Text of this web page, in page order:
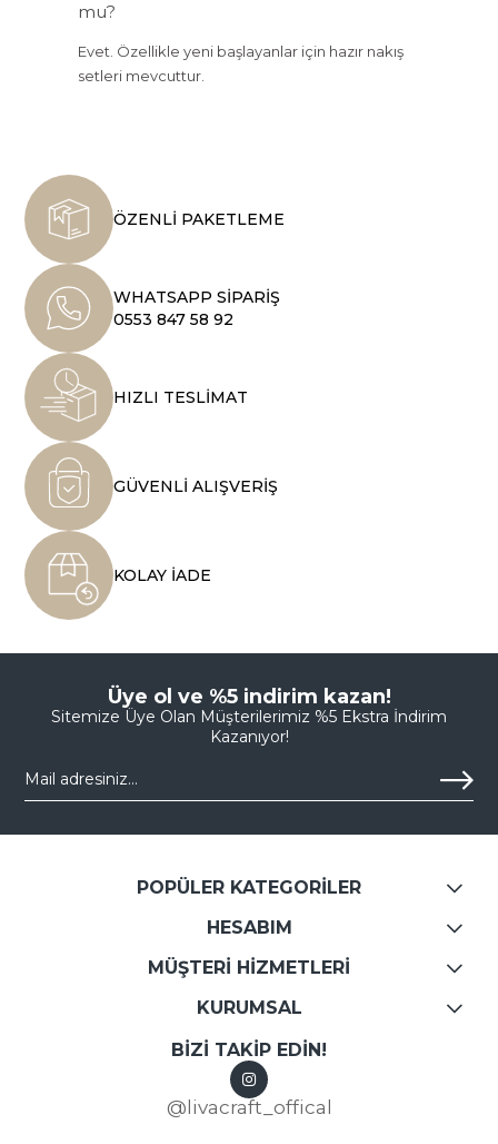
mu?
Evet. Özellikle yeni başlayanlar için hazır nakış
setleri mevcuttur.
ÖZENLİ PAKETLEME
WHATSAPP SİPARİŞ
0553 847 58 92
HIZLI TESLİMAT
GÜVENLİ ALIŞVERİŞ
KOLAY İADE
Üye ol ve %5 indirim kazan!
Sitemize Üye Olan Müşterilerimiz %5 Ekstra İndirim
Kazanıyor!
POPÜLER KATEGORİLER
HESABIM
MÜŞTERİ HİZMETLERİ
KURUMSAL
BİZİ TAKİP EDİN!
@livacraft_offical